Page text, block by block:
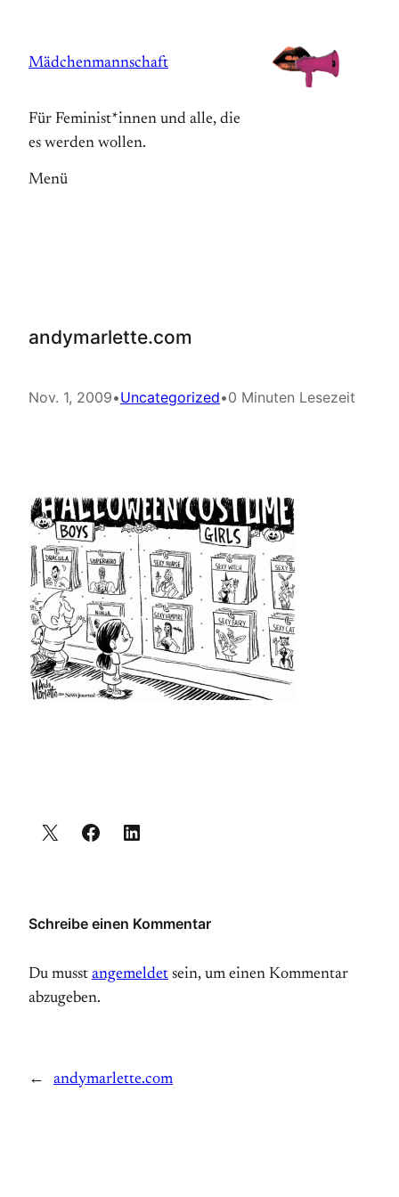
springen
Mädchenmannschaft
Für Feminist*innen und alle, die
es werden wollen.
Menü
andymarlette.com
Nov. 1, 2009•Uncategorized•0 Minuten Lesezeit
Schreibe einen Kommentar
Du musst angemeldet sein, um einen Kommentar
abzugeben.
← andymarlette.com